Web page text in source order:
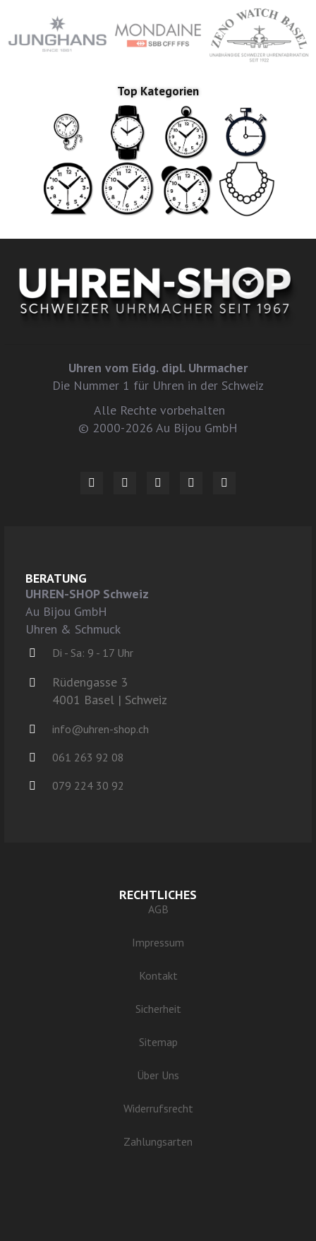
Top Kategorien
Uhren vom Eidg. dipl. Uhrmacher
Die Nummer 1 für Uhren in der Schweiz
Alle Rechte vorbehalten
© 2000-2026 Au Bijou GmbH
BERATUNG
UHREN-SHOP Schweiz
Au Bijou GmbH
Uhren & Schmuck
Di - Sa: 9 - 17 Uhr
Rüdengasse 3
4001 Basel | Schweiz
info@uhren-shop.ch
061 263 92 08
079 224 30 92
RECHTLICHES
AGB
Impressum
Kontakt
Sicherheit
Sitemap
Über Uns
Widerrufsrecht
Zahlungsarten